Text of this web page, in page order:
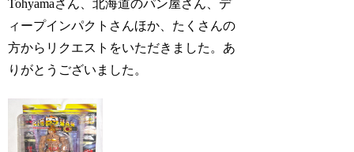
Tohyamaさん、北海道のパン屋さん、デ
ィープインパクトさんほか、たくさんの
方からリクエストをいただきました。あ
りがとうございました。